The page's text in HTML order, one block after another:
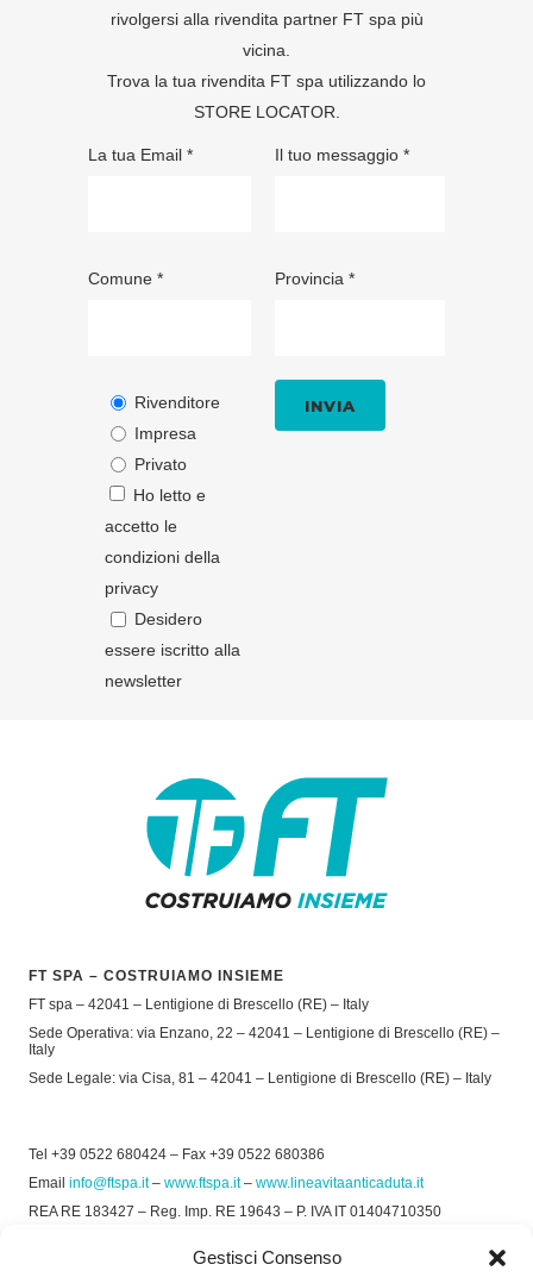
Gestisci Consenso
rivolgersi alla rivendita partner FT spa più
vicina.
Trova la tua rivendita FT spa utilizzando lo
STORE LOCATOR
La tua Email *
Comune *
Rivenditore
Impresa
Privato
Ho letto e
accetto le
condizioni della
privacy
Desidero
essere iscritto alla
newsletter
Il tuo messaggio *
Provincia *
FT SPA – COSTRUIAMO INSIEME
FT spa – 42041 – Lentigione di Brescello (RE) – Italy
Sede Operativa: via Enzano, 22 – 42041 – Lentigione di Brescello (RE) –
Italy
Sede Legale: via Cisa, 81 – 42041 – Lentigione di Brescello (RE) – Italy
Tel +39 0522 680424 – Fax +39 0522 680386
Email info@ftspa.it– www.ftspa.it– www.lineavitaanticaduta.it
REA RE 183427 – Reg. Imp. RE 19643 – P. IVA IT 01404710350
Privacy Policy–Cookie Policy